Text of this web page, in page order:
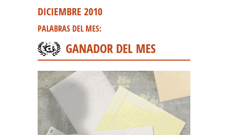
DICIEMBRE 2010
PALABRAS DEL MES:
GANADOR DEL MES